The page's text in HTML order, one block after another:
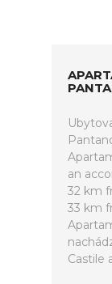
an
32 km
33 km
Castile